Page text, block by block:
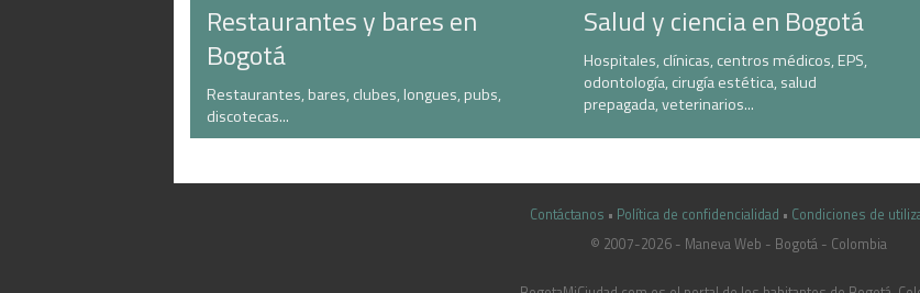
Restaurantes y bares en
Bogotá
Restaurantes, bares, clubes, longues, pubs,
discotecas...
Salud y ciencia en Bogotá
Hospitales, clínicas, centros médicos, EPS,
odontología, cirugía estética, salud
prepagada, veterinarios...
Contáctanos • Política de confidencialidad • Condiciones de
© 2007-2026 - Maneva Web - Bogotá - Colombia
casinoluck.ca